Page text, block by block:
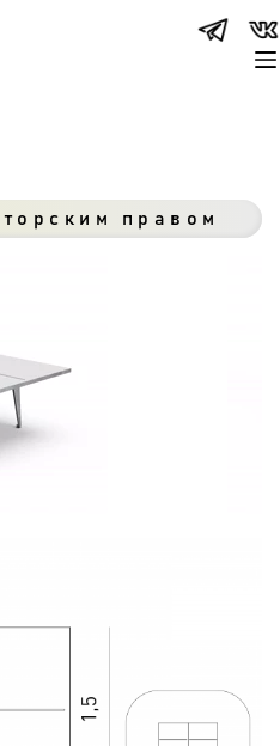
правом